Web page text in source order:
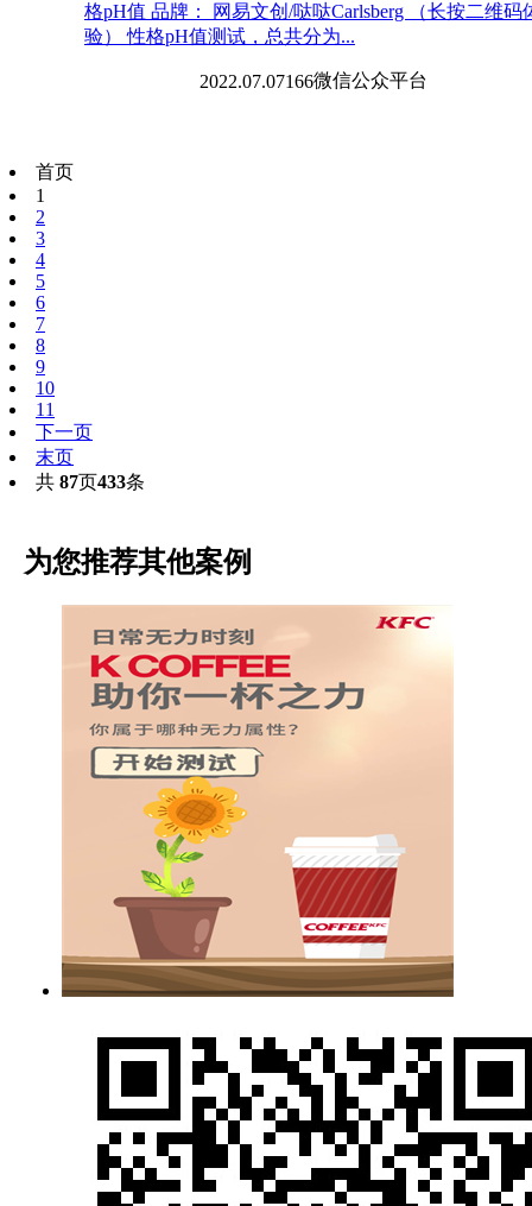
格pH值 品牌： 网易文创/哒哒Carlsberg （长按二维码
验） 性格pH值测试，总共分为...
2022.07.07166微信公众平台
首页
1
2
3
4
5
6
7
8
9
10
11
下一页
末页
共 87页433条
为您推荐其他案例